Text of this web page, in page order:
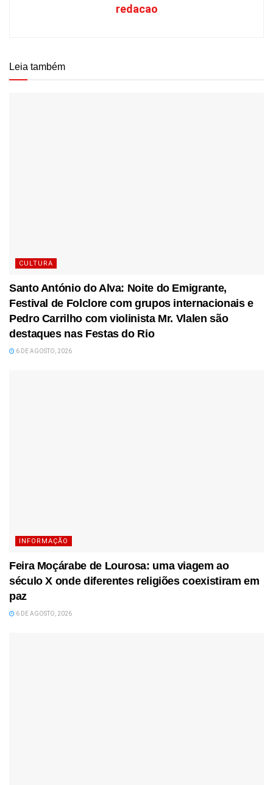
redacao
Leia também
CULTURA
Santo António do Alva: Noite do Emigrante,
Festival de Folclore com grupos internacionais e
Pedro Carrilho com violinista Mr. Vlalen são
destaques nas Festas do Rio
6 DE AGOSTO, 2026
INFORMAÇÃO
Feira Moçárabe de Lourosa: uma viagem ao
século X onde diferentes religiões coexistiram em
paz
6 DE AGOSTO, 2026